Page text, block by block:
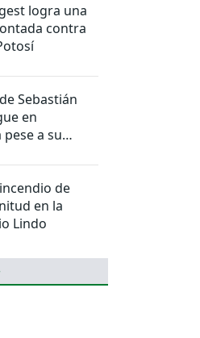
logra una
contra
Sebastián
en
pese a su
de
en la
Lindo